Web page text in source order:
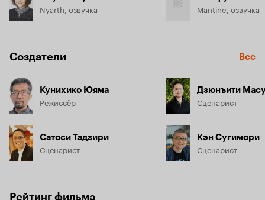
Nyarth, озвучка Mantine, озвучка
Создатели Все
Кунихико Юяма
Режиссёр
Сатоси Тадзири
Сценарист
Дзюнъити
Сценарист
Кэн Сугимори
Сценарист
Рейтинг фильма